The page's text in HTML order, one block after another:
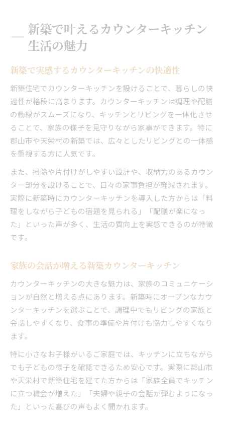
新築で叶える効率的な家事動線の工夫
郡山市・天栄村の新築で家事が楽になる理由
家事動線を考えた新築間取りの選び方
郡山市・天栄村の新築で動線重視の暮らし
カウンターキッチン付き新築が家族にもたらす効果
新築カウンターキッチンが家族の絆を深める
日常が変わる新築カウンターキッチンの魅力
新築で叶うカウンターキッチンのコミュニケー
ション効果
家族時間が増える新築カウンターキッチンの秘
密
新築住宅で家族が集うカウンターキッチンの役
割
新築カウンターキッチンで重視すべき使いやす
さ
動線と収納にこだわる新築カウンターキッチン
新築で叶えるカウンターキッチンの利便性向上
家事効率を高める新築カウンターキッチン設計
郡山や天栄村で新築を検討する際の地域比較ポイン
ト
新築選びで押さえたい郡山市・天栄村の特徴
新築に最適な郡山市・天栄村の暮らしやすさ比
新築で叶えるカウンターキッチン
生活の魅力
新築で実感するカウンターキッチンの快適性
新築住宅でカウンターキッチンを設けることで、暮らしの快
適性が格段に高まります。カウンターキッチンは調理や配膳
の動線がスムーズになり、キッチンとリビングを一体化させ
ることで、家族の様子を見守りながら家事ができます。特に
郡山市や天栄村の新築では、広々としたリビングとの一体感
を重視する方に人気です。
また、掃除や片付けがしやすい設計や、収納力のあるカウン
ター部分を設けることで、日々の家事負担が軽減されます。
実際に新築時にカウンターキッチンを導入した方からは「料
理をしながら子どもの宿題を見られる」「配膳が楽になっ
た」といった声が多く、生活の質向上を実感できるのが特徴
です。
家族の会話が増える新築カウンターキッチン
カウンターキッチンの大きな魅力は、家族のコミュニケーシ
ョンが自然と増える点にあります。新築時にオープンなカウ
ンターキッチンを選ぶことで、調理中でもリビングの家族と
会話しやすくなり、食事の準備や片付けも協力しやすくなり
ます。
特に小さなお子様がいるご家庭では、キッチンに立ちながら
でも子どもの様子を確認できるため安心です。実際に郡山市
や天栄村で新築住宅を建てた方からは「家族全員でキッチン
に立つ機会が増えた」「夫婦や親子の会話が弾むようになっ
た」といった喜びの声もよく聞かれます。